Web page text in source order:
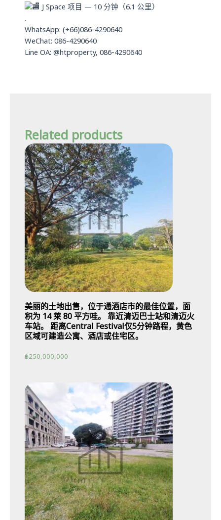
J Space 项目 — 10 分钟（6.1 公里）
.
WhatsApp: (+66)086-4290640
WeChat: 086-4290640
Line OA: @htproperty, 086-4290640
Related products
美丽的土地出售，位于通酒店市的最佳位置，面
积为 14 莱 80 平方哇。 靠近清迈巴士站和清迈火
车站。 距离Central Festival仅5分钟路程，黄色
区域可建造公寓、酒店或住宅区。
฿250,000,000